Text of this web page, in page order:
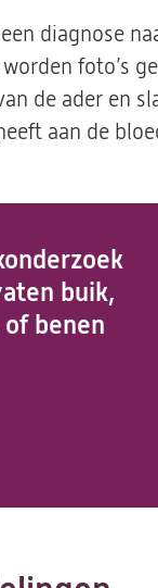
diagnose
foto’s
de ader en
aan de
buik,
benen